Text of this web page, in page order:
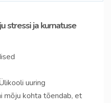
stressi ja kurnatuse
uuring
mõju kohta tõendab, et